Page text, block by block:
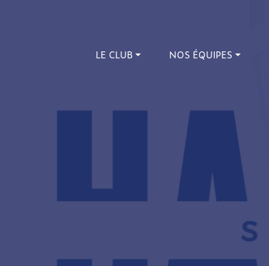
LE CLUB NOS ÉQUIPES